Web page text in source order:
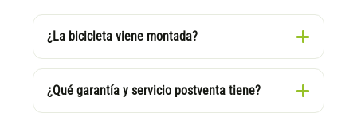
¿La bicicleta viene montada?
¿Qué garantía y servicio postventa tiene?